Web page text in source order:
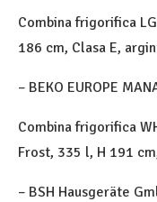
Combina frigorifica
186 cm, Clasa E,
– BEKO EUROPE
Combina frigorifica
Frost, 335 l, H 191
– BSH Hausgeräte